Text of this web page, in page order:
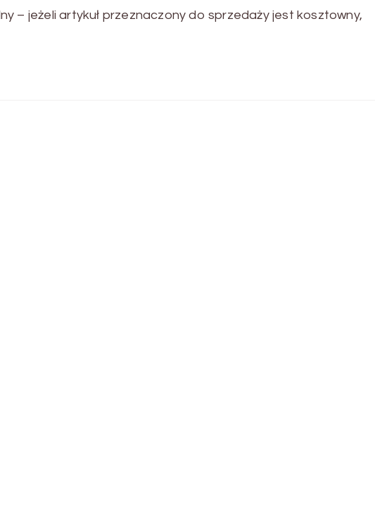
– jeżeli artykuł przeznaczony do sprzedaży jest kosztowny,